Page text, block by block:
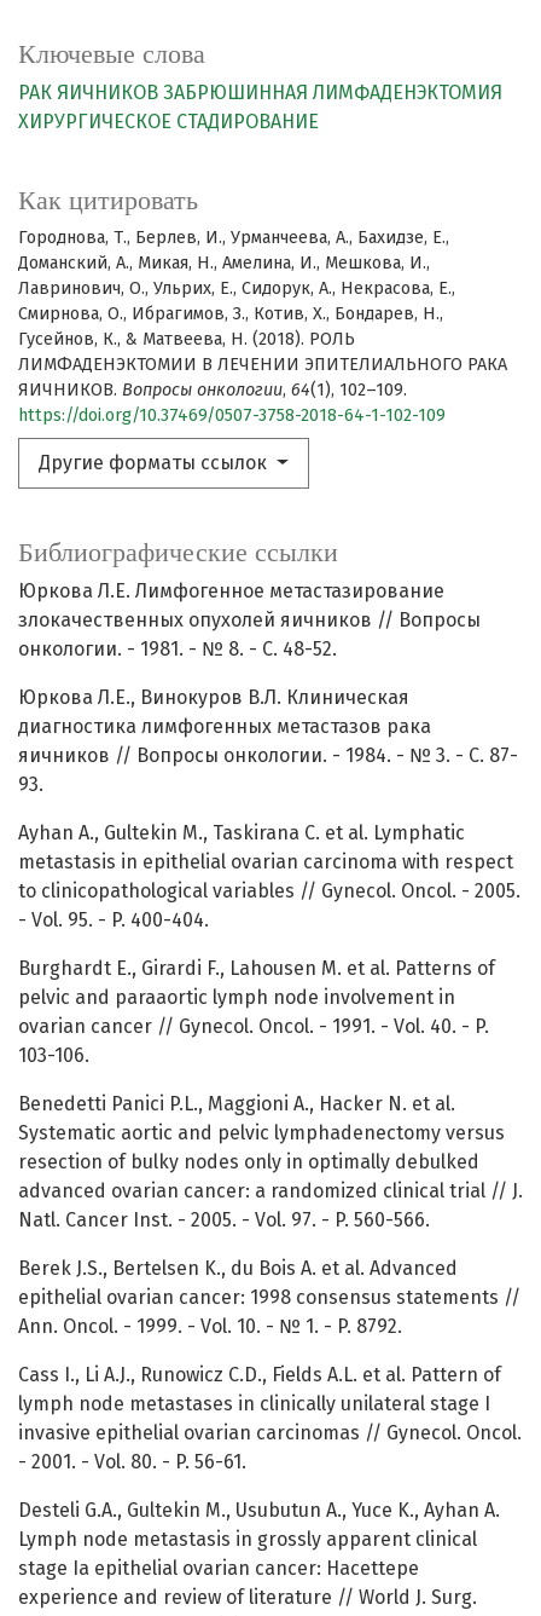
Ключевые слова
РАК ЯИЧНИКОВ ЗАБРЮШИННАЯ ЛИМФАДЕНЭКТОМИЯ
ХИРУРГИЧЕСКОЕ СТАДИРОВАНИЕ
Как цитировать
Городнова, Т., Берлев, И., Урманчеева, А., Бахидзе, Е.,
Доманский, А., Микая, Н., Амелина, И., Мешкова, И.,
Лавринович, О., Ульрих, Е., Сидорук, А., Некрасова, Е.,
Смирнова, О., Ибрагимов, З., Котив, Х., Бондарев, Н.,
Гусейнов, К., & Матвеева, Н. (2018). РОЛЬ
ЛИМФАДЕНЭКТОМИИ В ЛЕЧЕНИИ ЭПИТЕЛИАЛЬНОГО РАКА
ЯИЧНИКОВ. Вопросы онкологии, 64(1), 102–109.
https://doi.org/10.37469/0507-3758-2018-64-1-102-109
Другие форматы ссылок
Библиографические ссылки
Юркова Л.Е. Лимфогенное метастазирование
злокачественных опухолей яичников // Вопросы
онкологии. - 1981. - № 8. - С. 48-52.
Юркова Л.Е., Винокуров В.Л. Клиническая
диагностика лимфогенных метастазов рака
яичников // Вопросы онкологии. - 1984. - № 3. - С. 87-
93.
Ayhan A., Gultekin M., Taskirana C. et al. Lymphatic
metastasis in epithelial ovarian carcinoma with respect
to clinicopathological variables // Gynecol. Oncol. - 2005.
- Vol. 95. - P. 400-404.
Burghardt E., Girardi F., Lahousen M. et al. Patterns of
pelvic and paraaortic lymph node involvement in
ovarian cancer // Gynecol. Oncol. - 1991. - Vol. 40. - P.
103-106.
Benedetti Panici P.L., Maggioni A., Hacker N. et al.
Systematic aortic and pelvic lymphadenectomy versus
resection of bulky nodes only in optimally debulked
advanced ovarian cancer: a randomized clinical trial // J.
Natl. Cancer Inst. - 2005. - Vol. 97. - P. 560-566.
Berek J.S., Bertelsen K., du Bois A. et al. Advanced
epithelial ovarian cancer: 1998 consensus statements //
Ann. Oncol. - 1999. - Vol. 10. - № 1. - P. 8792.
Cass I., Li A.J., Runowicz C.D., Fields A.L. et al. Pattern of
lymph node metastases in clinically unilateral stage I
invasive epithelial ovarian carcinomas // Gynecol. Oncol.
- 2001. - Vol. 80. - P. 56-61.
Desteli G.A., Gultekin M., Usubutun A., Yuce K., Ayhan A.
Lymph node metastasis in grossly apparent clinical
stage Ia epithelial ovarian cancer: Hacettepe
experience and review of literature // World J. Surg.